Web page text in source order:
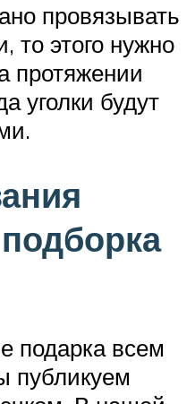
провязывать
то этого нужно
протяжении
уголки будут
подарка всем
публикуем